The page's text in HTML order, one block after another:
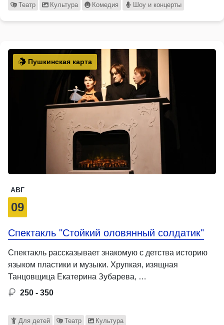
Театр Культура Комедия Шоу и концерты
Пушкинская карта
АВГ
09
Спектакль "Стойкий оловянный солдатик"
Спектакль рассказывает знакомую с детства историю
языком пластики и музыки. Хрупкая, изящная
Танцовщица Екатерина Зубарева, …
250 - 350
Для детей Театр Культура